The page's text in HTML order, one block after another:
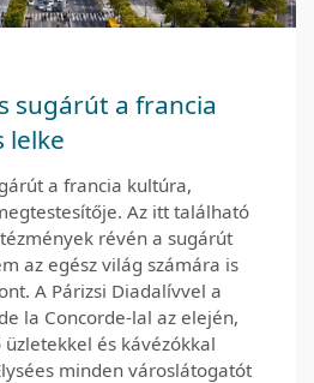
sugárút a francia
lelke
a francia kultúra,
Az itt található
révén a sugárút
az egész világ számára is
A Párizsi Diadalívvel a
la Concorde-lal az elején,
és kávézókkal
minden városlátogatót